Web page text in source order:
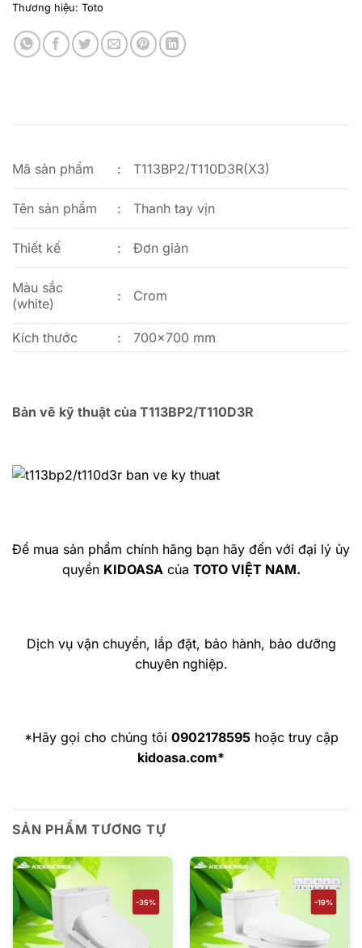
Thương hiệu: Toto
Mã sản phẩm : T113BP2/T110D3R(X3)
Tên sản phẩm : Thanh tay vịn
Thiết kế : Đơn giản
Màu sắc
(white)
: Crom
Kích thước : 700×700 mm
Bản vẽ kỹ thuật của T113BP2/T110D3R
Để mua sản phẩm chính hãng bạn hãy đến với đại lý ủy
quyền KIDOASA của TOTO VIỆT NAM.
Dịch vụ vận chuyển, lắp đặt, bảo hành, bảo dưỡng
chuyên nghiệp.
*Hãy gọi cho chúng tôi 0902178595 hoặc truy cập
kidoasa.com*
SẢN PHẨM TƯƠNG TỰ
-35% -19%